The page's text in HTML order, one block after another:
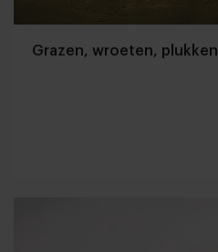
Grazen, wroeten, plukken